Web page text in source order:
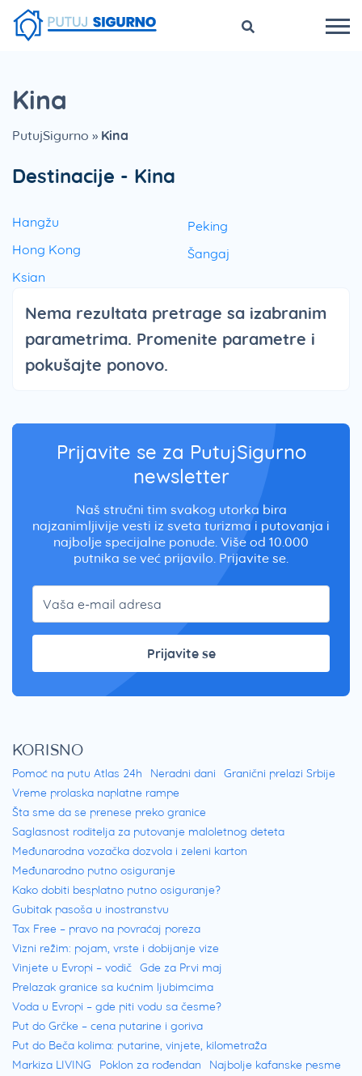
Kina
PutujSigurno » Kina
Destinacije - Kina
Hangžu
Hong Kong
Ksian
Peking
Šangaj
Nema rezultata pretrage sa izabranim
parametrima. Promenite parametre i
pokušajte ponovo.
Prijavite se za PutujSigurno
newsletter
Naš stručni tim svakog utorka bira
najzanimljivije vesti iz sveta turizma i putovanja i
najbolje specijalne ponude. Više od 10.000
putnika se već prijavilo. Prijavite se.
Prijavite se
KORISNO
Pomoć na putu Atlas 24h Neradni dani
Granični prelazi Srbije
Vreme prolaska naplatne rampe
Šta sme da se prenese preko granice
Saglasnost roditelja za putovanje maloletnog deteta
Međunarodna vozačka dozvola i zeleni karton
Međunarodno putno osiguranje
Kako dobiti besplatno putno osiguranje?
Gubitak pasoša u inostranstvu
Tax Free – pravo na povraćaj poreza
Vizni režim: pojam, vrste i dobijanje vize
Vinjete u Evropi – vodič Gde za Prvi maj
Prelazak granice sa kućnim ljubimcima
Voda u Evropi – gde piti vodu sa česme?
Put do Grčke – cena putarine i goriva
Put do Beča kolima: putarine, vinjete, kilometraža
Markiza LIVING
Poklon za rođendan
Najbolje kafanske pesme